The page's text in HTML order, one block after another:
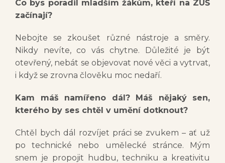
Co bys poradil mladším žákům, kteří na ZUŠ
začínají?
Nebojte se zkoušet různé nástroje a směry.
Nikdy nevíte, co vás chytne. Důležité je být
otevřený, nebát se objevovat nové věci a vytrvat,
i když se zrovna člověku moc nedaří.
Kam máš namířeno dál? Máš nějaký sen,
kterého by ses chtěl v umění dotknout?
Chtěl bych dál rozvíjet práci se zvukem – ať už
po technické nebo umělecké stránce. Mým
snem je propojit hudbu, techniku a kreativitu